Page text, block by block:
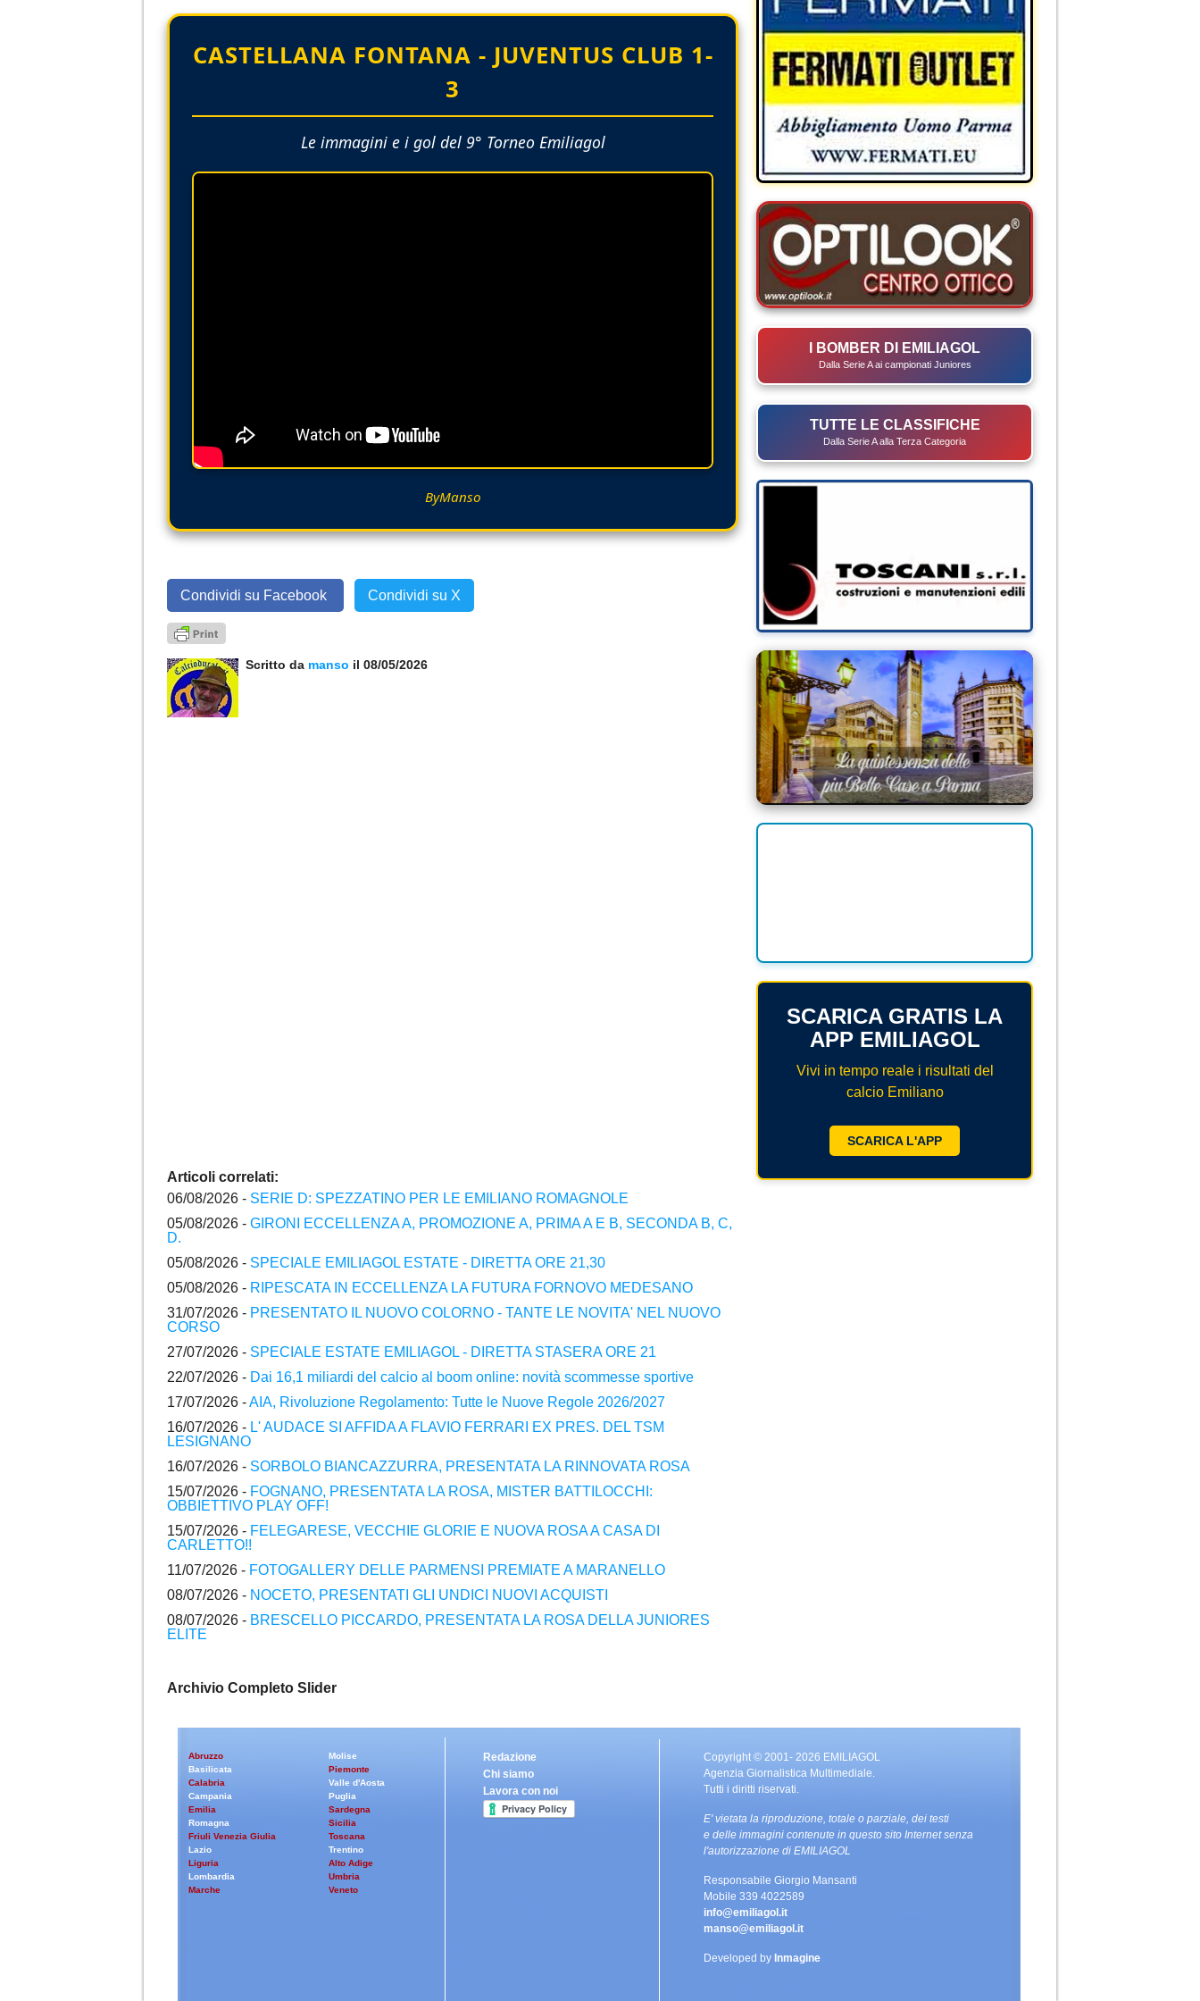
CASTELLANA FONTANA - JUVENTUS CLUB 1-
3
Le immagini e i gol del 9° Torneo Emiliagol
ByManso
Condividi su Facebook Condividi su X
Scritto da manso il 08/05/2026
Articoli correlati:
06/08/2026 - SERIE D: SPEZZATINO PER LE EMILIANO ROMAGNOLE
05/08/2026 - GIRONI ECCELLENZA A, PROMOZIONE A, PRIMA A E B, SECONDA B, C,
D.
05/08/2026 - SPECIALE EMILIAGOL ESTATE - DIRETTA ORE 21,30
05/08/2026 - RIPESCATA IN ECCELLENZA LA FUTURA FORNOVO MEDESANO
31/07/2026 - PRESENTATO IL NUOVO COLORNO - TANTE LE NOVITA' NEL NUOVO
CORSO
27/07/2026 - SPECIALE ESTATE EMILIAGOL - DIRETTA STASERA ORE 21
22/07/2026 - Dai 16,1 miliardi del calcio al boom online: novità scommesse sportive
17/07/2026 -AIA, Rivoluzione Regolamento: Tutte le Nuove Regole 2026/2027
16/07/2026 - L' AUDACE SI AFFIDA A FLAVIO FERRARI EX PRES. DEL TSM
LESIGNANO
16/07/2026 - SORBOLO BIANCAZZURRA, PRESENTATA LA RINNOVATA ROSA
15/07/2026 - FOGNANO, PRESENTATA LA ROSA, MISTER BATTILOCCHI:
OBBIETTIVO PLAY OFF!
15/07/2026 - FELEGARESE, VECCHIE GLORIE E NUOVA ROSA A CASA DI
CARLETTO!!
11/07/2026 - FOTOGALLERY DELLE PARMENSI PREMIATE A MARANELLO
08/07/2026 - NOCETO, PRESENTATI GLI UNDICI NUOVI ACQUISTI
08/07/2026 - BRESCELLO PICCARDO, PRESENTATA LA ROSA DELLA JUNIORES
ELITE
Archivio Completo Slider
I BOMBER DI EMILIAGOL
Dalla Serie A ai campionati Juniores
TUTTE LE CLASSIFICHE
Dalla Serie A alla Terza Categoria
SCARICA GRATIS LA
APP EMILIAGOL
Vivi in tempo reale i risultati del
calcio Emiliano
SCARICA L'APP
Abruzzo
Basilicata
Calabria
Campania
Emilia
Romagna
Friuli Venezia Giulia
Lazio
Liguria
Lombardia
Marche
Molise
Piemonte
Valle d'Aosta
Puglia
Sardegna
Sicilia
Toscana
Trentino
Alto Adige
Umbria
Veneto
Redazione
Chi siamo
Lavora con noi
Copyright © 2001- 2026 EMILIAGOL
Agenzia Giornalistica Multimediale.
Tutti i diritti riservati.
E' vietata la riproduzione, totale o parziale, dei testi
e delle immagini contenute in questo sito Internet senza
l'autorizzazione di EMILIAGOL
Responsabile Giorgio Mansanti
Mobile 339 4022589
info@emiliagol.it
manso@emiliagol.it
Developed byInmagine